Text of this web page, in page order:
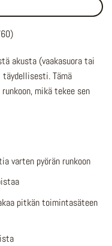
akusta (vaakasuora tai
täydellisesti. Tämä
mikä tekee sen
varten pyörän runkoon
pitkän toimintasäteen